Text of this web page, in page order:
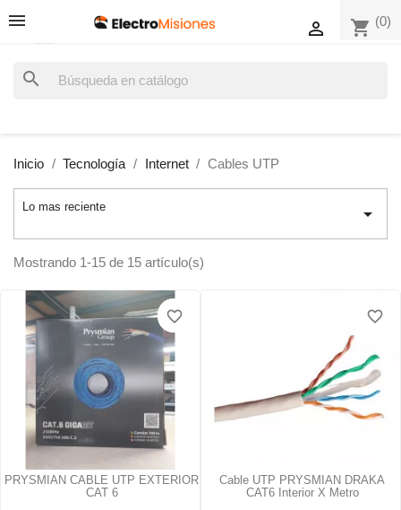
shopping_cart (0)

search
Inicio Tecnología Internet Cables UTP
Lo mas reciente 
Mostrando 1-15 de 15 artículo(s)
PRYSMIAN CABLE UTP EXTERIOR
CAT 6
favorite_border
favorite_border
Cable UTP PRYSMIAN DRAKA
CAT6 Interior X Metro
favorite_border
favorite_border